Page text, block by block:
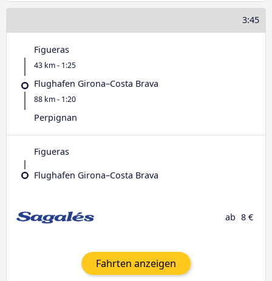
3:45
Figueras
43 km - 1:25
Flughafen Girona–Costa Brava
88 km - 1:20
Perpignan
Figueras
Flughafen Girona–Costa Brava
ab 8 €
Fahrten anzeigen